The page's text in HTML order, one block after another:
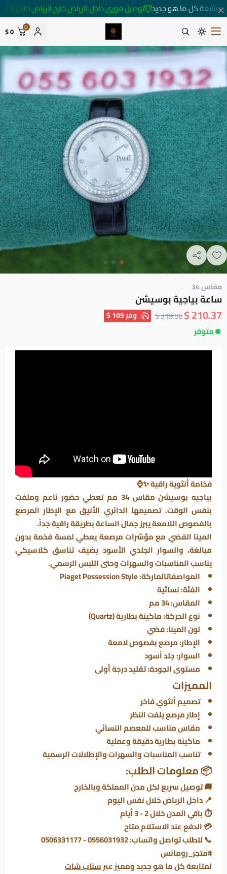
كل ما هو جديد توصيل فوري داخل الرياض خارج الرياض خلال 3 أيام 🚚
متجر ساعات رومانس
0
0 $
مقاس 34
ساعة بياجية بوسيشن
210.37 $
319.56 $ وفر109 $
متوفر
فخامة أنثوية راقية ✨⌚
بياجيه بوسيشن مقاس 34 مم تعطي حضور ناعم وملفت
بنفس الوقت. تصميمها الدائري الأنيق مع الإطار المرصع
بالفصوص اللامعة يبرز جمال الساعة بطريقة راقية جداً.
المينا الفضي مع مؤشرات مرصعة يعطي لمسة فخمة بدون
مبالغة، والسوار الجلدي الأسود يضيف تناسق كلاسيكي
يناسب المناسبات والسهرات وحتى اللبس الرسمي.
المواصفاتالماركة: Piaget Possession Style
الفئة: نسائية
المقاس: 34 مم
نوع الحركة: ماكينة بطارية (Quartz)
لون المينا: فضي
الإطار: مرصع بفصوص لامعة
السوار: جلد أسود
مستوى الجودة: تقليد درجة أولى
المميزات
تصميم أنثوي فاخر
إطار مرصع يلفت النظر
مقاس مناسب للمعصم النسائي
ماكينة بطارية دقيقة وعملية
تناسب المناسبات والسهرات والإطلالات الرسمية
📦 معلومات الطلب:
🚚 توصيل سريع لكل مدن المملكة وبالخارج
📍 داخل الرياض خلال نفس اليوم
⏱ باقي المدن خلال 2 - 3 أيام
💳 الدفع عند الاستلام متاح
📞 للطلب تواصل واتساب: 0556031932 - 0506331177
#متجر_رومانس
لمتابعة كل ما هو جديد ومميز عبرسناب شات